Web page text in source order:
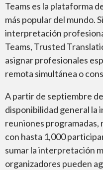
Teams es la plataforma
más popular del mundo.
interpretación
Teams, Trusted
asignar profesionales
remota simultánea o
A partir de septiembre
disponibilidad general la
reuniones programadas,
con hasta 1,000
sumar la interpretación
organizadores pueden